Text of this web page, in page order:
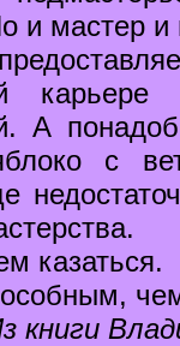
и мастер и
А
с
казаться.
книги